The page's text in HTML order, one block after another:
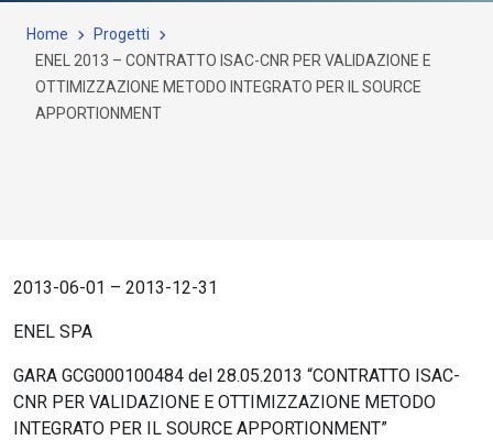
Home
Progetti
ENEL 2013 – CONTRATTO ISAC-CNR PER VALIDAZIONE E
OTTIMIZZAZIONE METODO INTEGRATO PER IL SOURCE
APPORTIONMENT
2013-06-01 – 2013-12-31
ENEL SPA
GARA GCG000100484 del 28.05.2013 “CONTRATTO ISAC-
CNR PER VALIDAZIONE E OTTIMIZZAZIONE METODO
INTEGRATO PER IL SOURCE APPORTIONMENT”